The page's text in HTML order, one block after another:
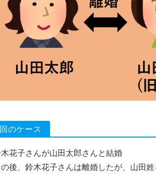
のケース
花子さんが山田太郎さんと結婚
後、鈴木花子さんは離婚したが、山田姓